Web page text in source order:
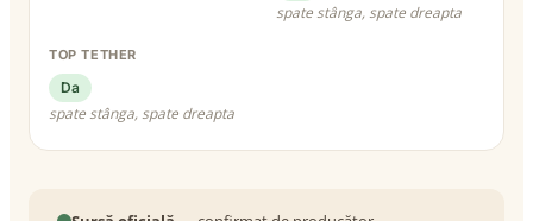
spate stânga, spate dreapta
TOP TETHER
Da
spate stânga, spate dreapta